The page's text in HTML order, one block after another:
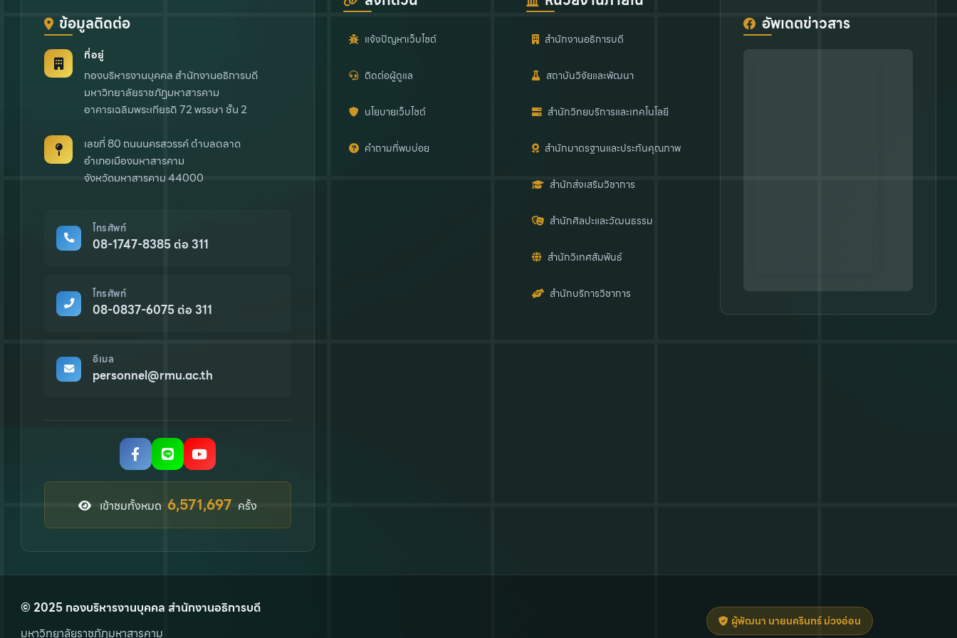
ข้อมูลติดต่อ
ที่อยู่
กองบริหารงานบุคคล สำนักงานอธิการบดี
มหาวิทยาลัยราชภัฏมหาสารคาม
อาคารเฉลิมพระเกียรติ 72 พรรษา ชั้น 2
เลขที่ 80 ถนนนครสวรรค์ ตำบลตลาด
อำเภอเมืองมหาสารคาม
จังหวัดมหาสารคาม 44000
โทรศัพท์
08-1747-8385 ต่อ 311
โทรศัพท์
08-0837-6075 ต่อ 311
อีเมล
personnel@rmu.ac.th
เข้าชมทั้งหมด 8,275,470 ครั้ง
แจ้งปัญหาเว็บไซต์
ติดต่อผู้ดูแล
นโยบายเว็บไซต์
คำถามที่พบบ่อย
สำนักงานอธิการบดี
สถาบันวิจัยและพัฒนา
สำนักวิทยบริการและเทคโนโลยี
สำนักมาตรฐานและประกันคุณภาพ
สำนักส่งเสริมวิชาการ
สำนักศิลปะและวัฒนธรรม
สำนักวิเทศสัมพันธ์
สำนักบริการวิชาการ
อัพเดตข่าวสาร
© 2025 กองบริหารงานบุคคล สำนักงานอธิการบดี
มหาวิทยาลัยราชภัฏมหาสารคาม
ผู้พัฒนา นายนครินทร์ ม่วงอ่อน